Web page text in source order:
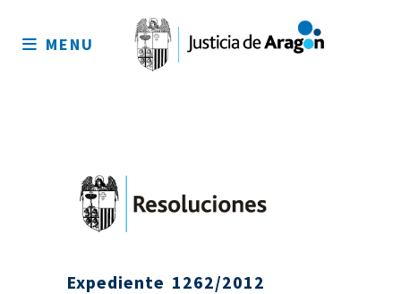
sitio
MENU
Expediente 1262/2012